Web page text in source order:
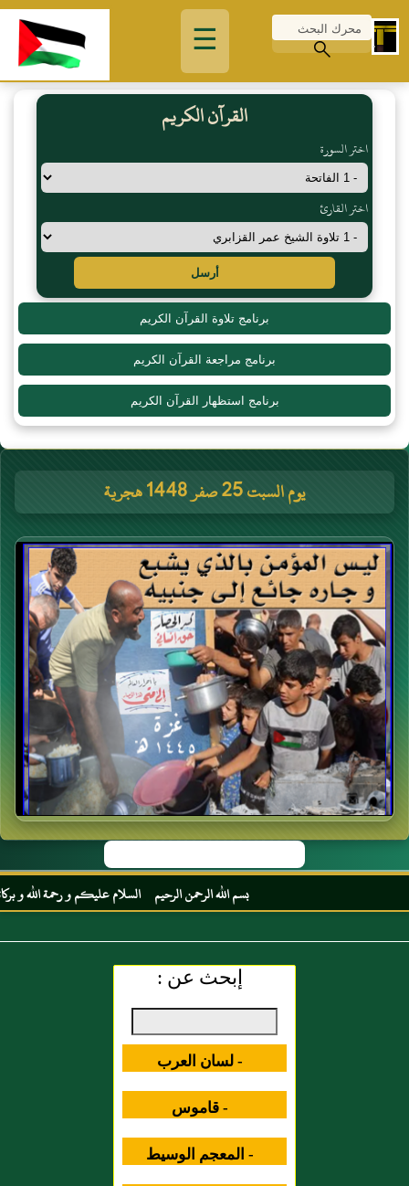
☰
القرآن الكريم
اختر السورة
اختر القارئ
أرسل
برنامج تلاوة القرآن الكريم
برنامج مراجعة القرآن الكريم
برنامج استظهار القرآن الكريم
يوم السبت 25 صفر 1448 هجرية
بسم الله الرحمن الرحيم السلام عليكم و رحمة الله و
إبحث عن :
- لسان العرب
- قاموس
المصطلحات العلمية
- المعجم الوسيط